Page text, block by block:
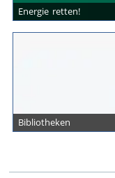
Energie retten!
Bibliotheken